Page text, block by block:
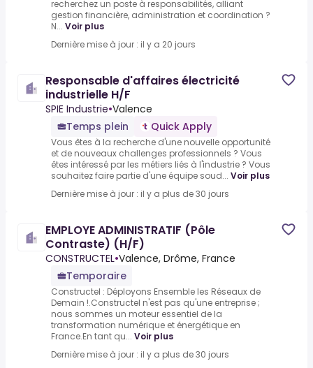
recherchez un poste à responsabilités, alliant
gestion financière, administration et coordination ?
N... Voir plus
Dernière mise à jour : il y a 20 jours
Responsable d'affaires électricité
industrielle H/F
SPIE Industrie•Valence
Temps plein
Quick Apply
Vous êtes à la recherche d'une nouvelle opportunité
et de nouveaux challenges professionnels ? Vous
êtes intéressé par les métiers liés à l'industrie ? Vous
souhaitez faire partie d'une équipe soud... Voir plus
Dernière mise à jour : il y a plus de 30 jours
EMPLOYE ADMINISTRATIF (Pôle
Contraste) (H/F)
CONSTRUCTEL•Valence, Drôme, France
Temporaire
Constructel : Déployons Ensemble les Réseaux de
Demain !.Constructel n'est pas qu'une entreprise ;
nous sommes un moteur essentiel de la
transformation numérique et énergétique en
France.En tant qu... Voir plus
Dernière mise à jour : il y a plus de 30 jours